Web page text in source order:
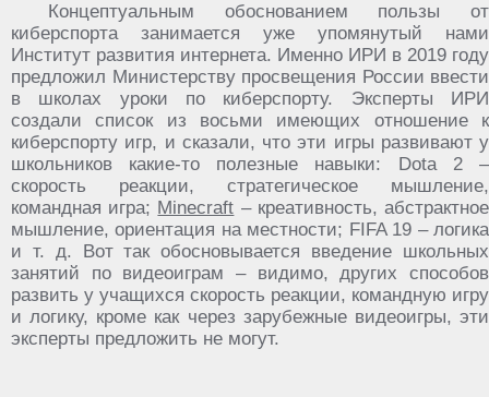
Концептуальным обоснованием пользы от
киберспорта занимается уже упомянутый нами
Институт развития интернета. Именно ИРИ в 2019 году
предложил Министерству просвещения России ввести
в школах уроки по киберспорту. Эксперты ИРИ
создали список из восьми имеющих отношение к
киберспорту игр, и сказали, что эти игры развивают у
школьников какие-то полезные навыки: Dota 2 –
скорость реакции, стратегическое мышление,
командная игра; Minecraft – креативность, абстрактное
мышление, ориентация на местности; FIFA 19 – логика
и т. д. Вот так обосновывается введение школьных
занятий по видеоиграм – видимо, других способов
развить у учащихся скорость реакции, командную игру
и логику, кроме как через зарубежные видеоигры, эти
эксперты предложить не могут.